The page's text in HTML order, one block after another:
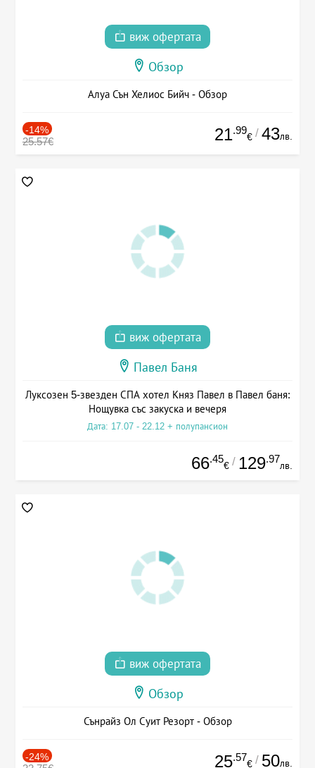
виж офертата
Обзор
Алуа Сън Хелиос Бийч - Обзор
-14%
25.57€ 21.99
€ / 43лв.
виж офертата
Павел Баня
Луксозен 5-звезден СПА хотел Княз Павел в Павел баня:
Нощувка със закуска и вечеря
Дата: 17.07 - 22.12 + полупансион
66.45
€ / 129.97
лв.
виж офертата
Обзор
Сънрайз Ол Суит Резорт - Обзор
-24% 25.57
€ / 50лв.